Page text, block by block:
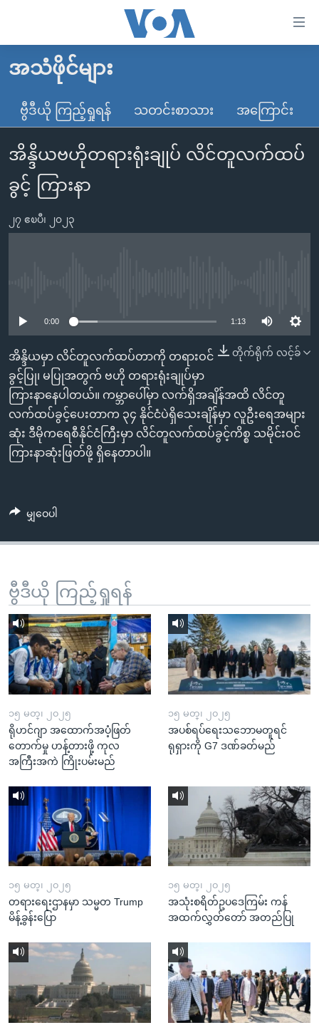
လွယ်ကူ
သည့်
Link
များ
ပင်မ
သို့
စာမျက်နှာ
သို့
ကျော်
ကြည့်
ရန်
ရှာဖွေ
သို့
မူလစာမျက်နှာ
မြန်မာ
ကမ္ဘာ့သတင်းများ
နိုင်ငံတကာ
အမေရိကန်
အစ္စရေး-ပါလက်စတိုင်း
ဗွီဒီယို
သတင်းလွတ်လပ်ခွင့်
ရပ်ဝန်းတခု လမ်းတခု အလွန်
အင်္ဂလိပ်စာလေ့လာမယ်
ဗွီအိုအေ လူမှုကွန်ယက်များ
ဘာသာစကားများ
အသံဖိုင်များ
ဗွီဒီယို ကြည့်ရှုရန် သတင်းစာသား အကြောင်း
အိန္ဒိယဗဟိုတရားရုံးချုပ် လိင်တူလက်ထပ်
ခွင့် ကြားနာ
၂၇ ဧၿပီ၊ ၂၀၂၃
0:00 1:13
တိုက်ရိုက် လင့်ခ်
အိန္ဒိယမှာ လိင်တူလက်ထပ်တာကို တရားဝင်
ခွင့်ပြု၊ မပြုအတွက် ဗဟို တရားရုံးချုပ်မှာ
ကြားနာနေပါတယ်။ ကမ္ဘာပေါ်မှာ လက်ရှိအချိန်အထိ လိင်တူ
လက်ထပ်ခွင့်ပေးတာက ၃၄ နိုင်ငံပဲရှိသေးချိန်မှာ လူဦးရေအများ
ဆုံး ဒီမိုကရေစီနိုင်ငံကြီးမှာ လိင်တူလက်ထပ်ခွင့်ကိစ္စ သမိုင်းဝင်
ကြားနာဆုံးဖြတ်ဖို့ ရှိနေတာပါ။
မျှဝေပါ
ဗွီဒီယို ကြည့်ရှုရန်
၁၅ မတ္၊ ၂၀၂၅
ရိုဟင်ဂျာ အထောက်အပံ့ဖြတ်
တောက်မှု ဟန့်တားဖို့ ကုလ
အကြီးအကဲ ကြိုးပမ်းမည်
၁၅ မတ္၊ ၂၀၂၅
အပစ်ရပ်ရေးသဘောမတူရင်
ရုရှားကို G7 ဒဏ်ခတ်မည်
၁၅ မတ္၊ ၂၀၂၅
တရားရေးဌာနမှာ သမ္မတ Trump
မိန့်ခွန်းပြော
၁၅ မတ္၊ ၂၀၂၅
အသုံးစရိတ်ဥပဒေကြမ်း ကန်
အထက်လွှတ်တော် အတည်ပြု